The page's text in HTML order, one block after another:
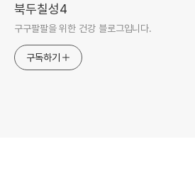
북두칠성4
구구팔팔을 위한 건강 블로그입니다.
구독하기